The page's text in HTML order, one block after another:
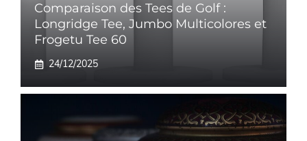
Comparaison des Tees de Golf :
Longridge Tee, Jumbo Multicolores et
Frogetu Tee 60
24/12/2025